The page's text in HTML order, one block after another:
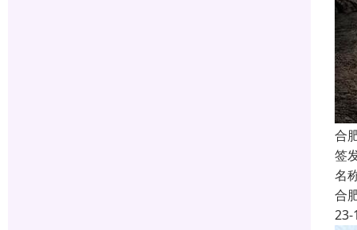
合
签
名
合
23-